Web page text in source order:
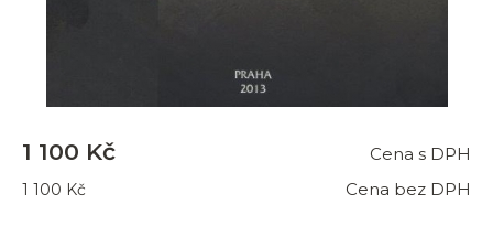
1 100 Kč Cena s DPH
1 100 Kč Cena bez DPH